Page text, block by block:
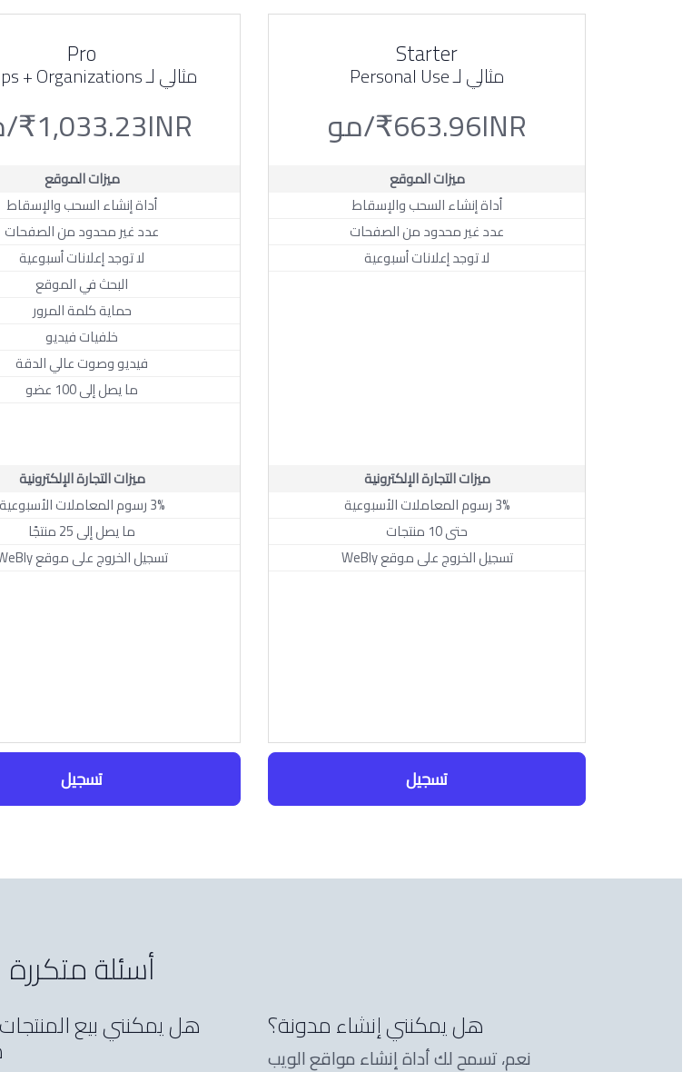
Starter
مثالي لـ Personal Use
₹663.96INR/مو
ميزات الموقع
أداة إنشاء السحب والإسقاط
عدد غير محدود من الصفحات
لا توجد إعلانات أسبوعية
ميزات التجارة الإلكترونية
3% رسوم المعاملات الأسبوعية
حتى 10 منتجات
تسجيل الخروج على موقع WeBly
تسجيل
Pro
مثالي لـ Groups + Organizations
₹1,033.23INR/مو
ميزات الموقع
أداة إنشاء السحب والإسقاط
عدد غير محدود من الصفحات
لا توجد إعلانات أسبوعية
البحث في الموقع
حماية كلمة المرور
خلفيات فيديو
فيديو وصوت عالي الدقة
ما يصل إلى 100 عضو
ميزات التجارة الإلكترونية
3% رسوم المعاملات الأسبوعية
ما يصل إلى 25 منتجًا
تسجيل الخروج على موقع WeBly
تسجيل
أسئلة متكررة
هل يمكنني إنشاء مدونة؟
نعم، تسمح لك أداة إنشاء مواقع الويب
هل يمكنني بيع